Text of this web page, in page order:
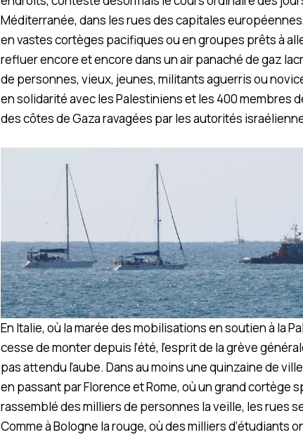
Méditerranée, dans les rues des capitales
en vastes cortèges pacifiques ou en groupes prêts à
refluer encore et encore dans un air panaché de gaz
de personnes, vieux, jeunes, militants aguerris ou
en solidarité avec les Palestiniens et les 400 membres
des côtes de Gaza ravagées par les autorités
En Italie, où la marée des mobilisations en soutien à la
cesse de monter depuis l’été, l’esprit de la grève
pas attendu l’aube. Dans au moins une quinzaine de
en passant par Florence et Rome, où un grand cortège
rassemblé des milliers de personnes la veille, les rues
Comme à Bologne la rouge, où des milliers d’étudiants